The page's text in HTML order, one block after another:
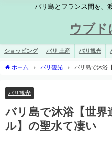
バリ島とフランス間を、
ウブド
ショッピング バリ 土産 バリ観光
ホーム バリ観光 バリ島で沐浴
バリ観光
バリ島で沐浴【世
ル】の聖水て凄い